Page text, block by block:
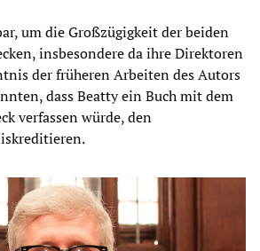
um die Großzügigkeit der beiden
insbesondere da ihre Direktoren
der früheren Arbeiten des Autors
dass Beatty ein Buch mit dem
verfassen würde, den